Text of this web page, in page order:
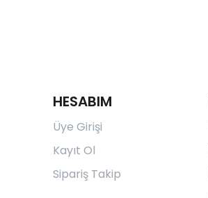
HESABIM
Üye Girişi
Kayıt Ol
Sipariş Takip